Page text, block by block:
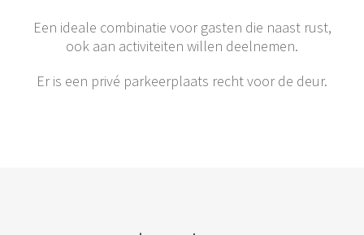
Een ideale combinatie voor gasten die naast rust,
ook aan activiteiten willen deelnemen.
Er is een privé parkeerplaats recht voor de deur.